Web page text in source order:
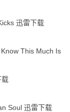
迅雷下载
Know This Much Is
载
Soul 迅雷下载